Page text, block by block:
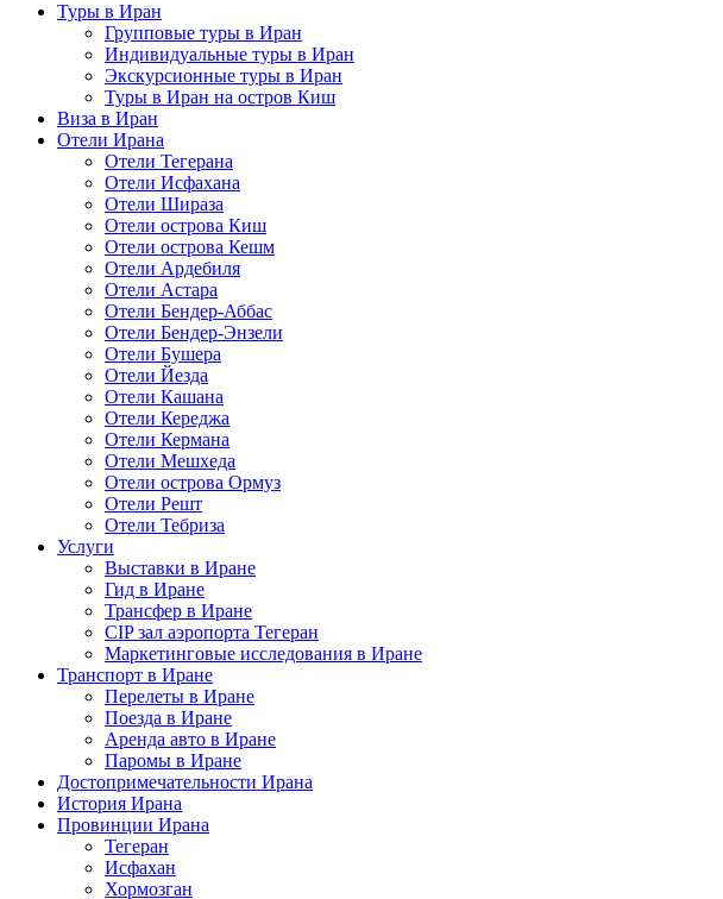
Туры в Иран
Групповые туры в Иран
Индивидуальные туры в Иран
Экскурсионные туры в Иран
Туры в Иран на остров Киш
Виза в Иран
Отели Ирана
Отели Тегерана
Отели Исфахана
Отели Шираза
Отели острова Киш
Отели острова Кешм
Отели Ардебиля
Отели Астара
Отели Бендер-Аббас
Отели Бендер-Энзели
Отели Бушера
Отели Йезда
Отели Кашана
Отели Кереджа
Отели Кермана
Отели Мешхеда
Отели острова Ормуз
Отели Решт
Отели Тебриза
Услуги
Выставки в Иране
Гид в Иране
Трансфер в Иране
CIP зал аэропорта Тегеран
Маркетинговые исследования в Иране
Транспорт в Иране
Перелеты в Иране
Поезда в Иране
Аренда авто в Иране
Паромы в Иране
Достопримечательности Ирана
История Ирана
Провинции Ирана
Тегеран
Исфахан
Хормозган